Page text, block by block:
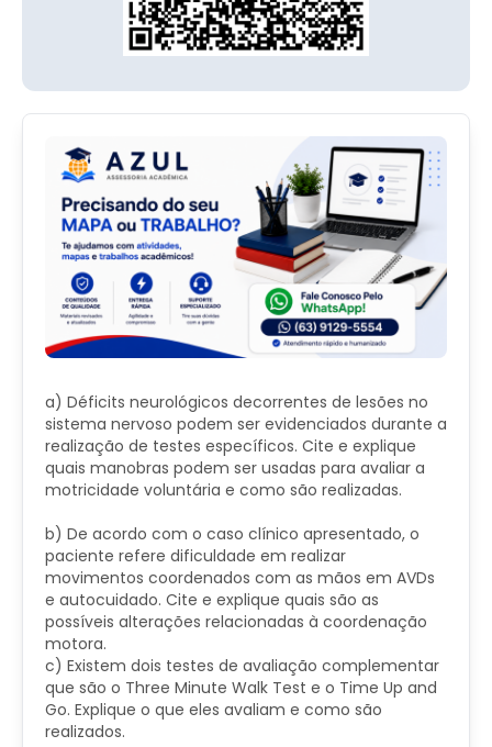
a) Déficits neurológicos decorrentes de lesões no
sistema nervoso podem ser evidenciados durante a
realização de testes específicos. Cite e explique
quais manobras podem ser usadas para avaliar a
motricidade voluntária e como são realizadas.
b) De acordo com o caso clínico apresentado, o
paciente refere dificuldade em realizar
movimentos coordenados com as mãos em AVDs
e autocuidado. Cite e explique quais são as
possíveis alterações relacionadas à coordenação
motora.
c) Existem dois testes de avaliação complementar
que são o Three Minute Walk Test e o Time Up and
Go. Explique o que eles avaliam e como são
realizados.